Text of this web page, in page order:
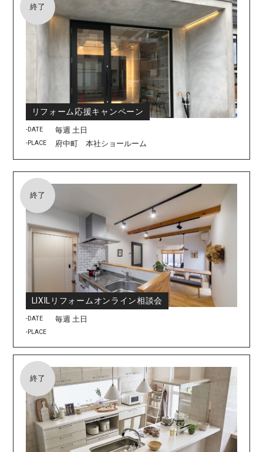
終了
リフォーム応援キャンペーン
-DATE 毎週 土日
-PLACE 府中町 本社ショールーム
終了
LIXILリフォームオンライン相談会
-DATE 毎週 土日
-PLACE
終了